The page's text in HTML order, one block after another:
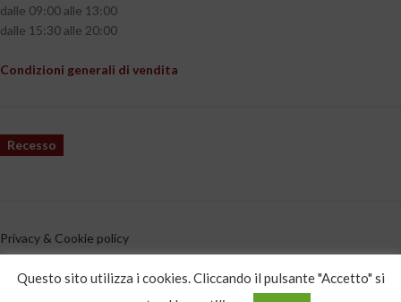
dalle 09:00 alle 13:00
dalle 15:30 alle 20:00
Condizioni generali di vendita
Recesso
Privacy & Cookie policy
CATEGORIE PRODOTTO
Questo sito utilizza i cookies. Cliccando il pulsante "Accetto" si